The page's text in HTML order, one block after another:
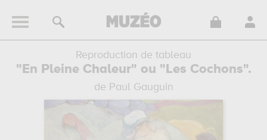
Reproduction de tableau
"En Pleine Chaleur" ou "Les Cochons".
de Paul Gauguin